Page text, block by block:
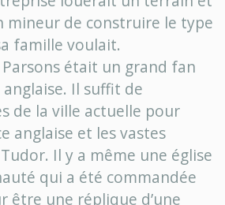
de construire le type
famille voulait.
était un grand fan
Il suffit de
de la ville actuelle pour
anglaise et les vastes
Il y a même une église
qui a été commandée
être une réplique d’une